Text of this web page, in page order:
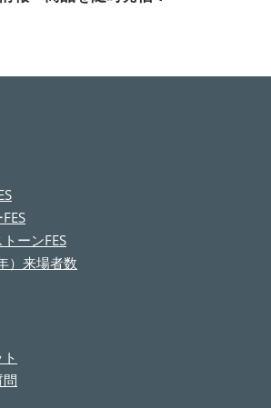
ーンFES
）来場者数
問